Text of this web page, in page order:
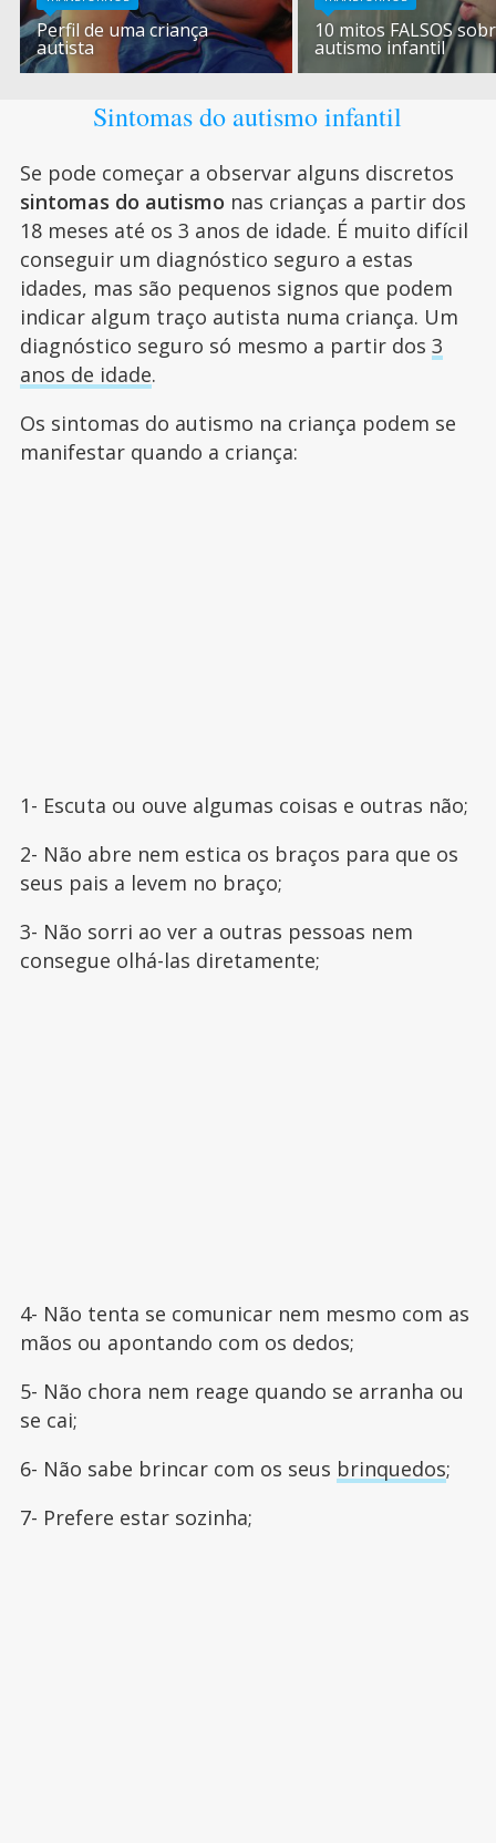
Perfil de uma criança
autista
10 mitos FALSOS
autismo infantil
Sintomas do autismo infantil
Se pode começar a observar alguns discretos
sintomas do autismo nas crianças a partir dos
18 meses até os 3 anos de idade. É muito difícil
conseguir um diagnóstico seguro a estas
idades, mas são pequenos signos que podem
indicar algum traço autista numa criança. Um
diagnóstico seguro só mesmo a partir dos 3
anos de idade.
Os sintomas do autismo na criança podem se
manifestar quando a criança:
1- Escuta ou ouve algumas coisas e outras não;
2- Não abre nem estica os braços para que os
seus pais a levem no braço;
3- Não sorri ao ver a outras pessoas nem
consegue olhá-las diretamente;
4- Não tenta se comunicar nem mesmo com as
mãos ou apontando com os dedos;
5- Não chora nem reage quando se arranha ou
se cai;
6- Não sabe brincar com os seus brinquedos;
7- Prefere estar sozinha;